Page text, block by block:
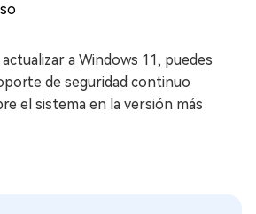
a Windows 11, puedes
de seguridad continuo
el sistema en la versión más